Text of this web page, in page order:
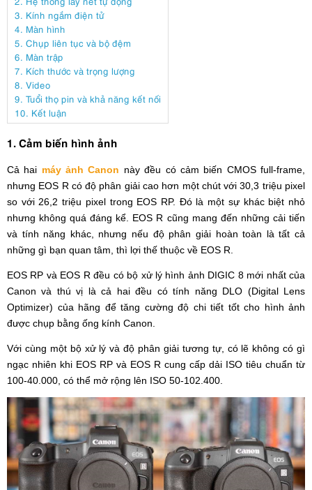
3. Kính ngắm điện tử
4. Màn hình
5. Chụp liên tục và bộ đệm
6. Màn trập
7. Kích thước và trọng lượng
8. Video
9. Tuổi thọ pin và khả năng kết nối
10. Kết luận
1. Cảm biến hình ảnh
Cả hai máy ảnh Canon này đều có cảm biến CMOS full-frame,
nhưng EOS R có độ phân giải cao hơn một chút với 30,3 triệu pixel
so với 26,2 triệu pixel trong EOS RP. Đó là một sự khác biệt nhỏ
nhưng không quá đáng kể. EOS R cũng mang đến những cải tiến
và tính năng khác, nhưng nếu độ phân giải hoàn toàn là tất cả
những gì bạn quan tâm, thì lợi thế thuộc về EOS R.
EOS RP và EOS R đều có bộ xử lý hình ảnh DIGIC 8 mới nhất của
Canon và thú vị là cả hai đều có tính năng DLO (Digital Lens
Optimizer) của hãng để tăng cường độ chi tiết tốt cho hình ảnh
được chụp bằng ống kính Canon.
Với cùng một bộ xử lý và độ phân giải tương tự, có lẽ không có gì
ngạc nhiên khi EOS RP và EOS R cung cấp dải ISO tiêu chuẩn từ
100-40.000, có thể mở rộng lên ISO 50-102.400.